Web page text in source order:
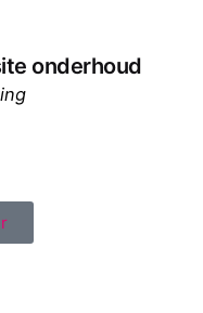
onderhoud